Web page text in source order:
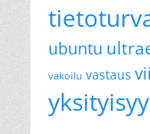
ubuntu
vakoilu vastaus